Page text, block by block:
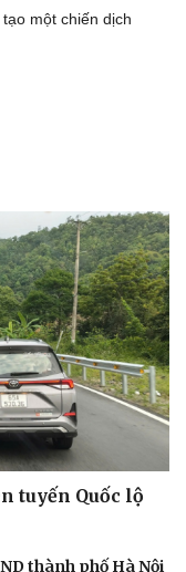
một chiến dịch
tuyến Quốc lộ
thành phố Hà Nội